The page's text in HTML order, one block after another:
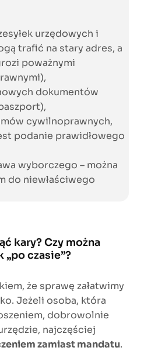
urzędowych i
trafić na stary adres, a
poważnymi
dokumentów
cywilnoprawnych,
podanie prawidłowego
wyborczego – można
do niewłaściwego
kary? Czy można
„po czasie”?
że sprawę załatwimy
Jeżeli osoba, która
dobrowolnie
najczęściej
zamiast mandatu.